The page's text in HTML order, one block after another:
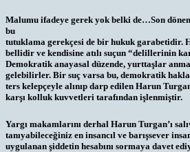
Malumu ifadeye gerek yok belki de…Son
bu
tutuklama gerekçesi de bir hukuk garabetidir.
bellidir ve kendisine atılı suçun “delillerinin
Demokratik anayasal düzende, yurttaşlar
gelebilirler. Bir suç varsa bu, demokratik
ters kelepçeyle alınıp darp edilen Harun
karşı kolluk kuvvetleri tarafından işlenmiştir.
Yargı makamlarını derhal Harun Turgan’ı
tanıyabileceğiniz en insancıl ve barışsever
uygulanan şiddetin hesabını sormaya davet